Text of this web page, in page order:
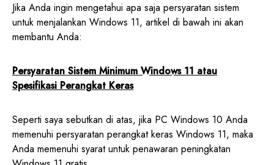
Jika Anda ingin mengetahui apa saja persyaratan sistem
untuk menjalankan Windows 11, artikel di bawah ini akan
membantu Anda:
Persyaratan Sistem Minimum Windows 11 atau
Spesifikasi Perangkat Keras
Seperti saya sebutkan di atas, jika PC Windows 10 Anda
memenuhi persyaratan perangkat keras Windows 11, maka
Anda memenuhi syarat untuk penawaran peningkatan